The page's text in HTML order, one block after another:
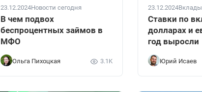
23.12.2024Новости сегодня
В чем подвох
беспроцентных займов в
МФО
Ольга Пихоцкая 3.1K
23.12.2024Вклады
Ставки по
долларах и
год выросли
Юрий Исаев